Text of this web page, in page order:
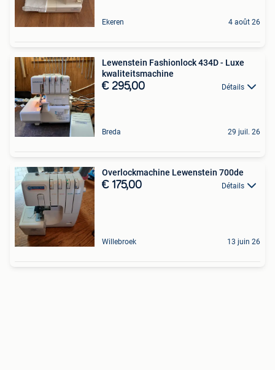
Ekeren 4 août 26
Lewenstein Fashionlock 434D - Luxe
kwaliteitsmachine
€ 295,00 Détails
Breda 29 juil. 26
Overlockmachine Lewenstein 700de
€ 175,00 Détails
Willebroek 13 juin 26